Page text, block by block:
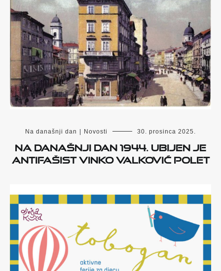
Na današnji dan | Novosti 30. prosinca 2025.
Na današnji dan 1944. ubijen je
antifašist Vinko Valković Polet